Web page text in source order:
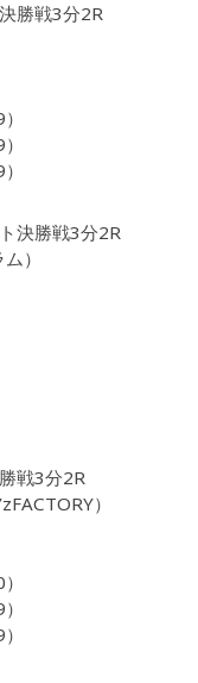
勝戦3分2R
決勝戦3分2R
）
戦3分2R
）